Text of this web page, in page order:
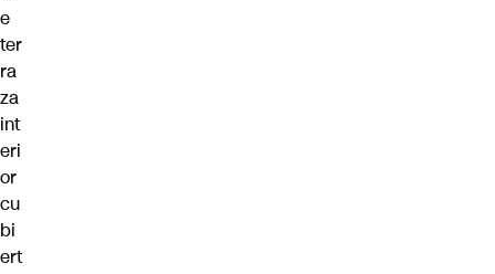
e
ter
ra
za
int
eri
or
cu
bi
ert